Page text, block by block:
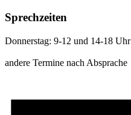
Sprechzeiten
Donnerstag: 9-12 und 14-18 Uhr
andere Termine nach Absprache